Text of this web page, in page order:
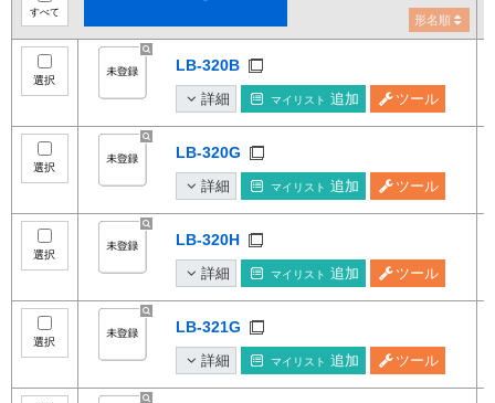
すべて
形名順
選択
LB-320B
詳細 マイリスト 追加 ツール
選択
LB-320G
詳細 マイリスト 追加 ツール
選択
LB-320H
詳細 マイリスト 追加 ツール
選択
LB-321G
詳細 マイリスト 追加 ツール